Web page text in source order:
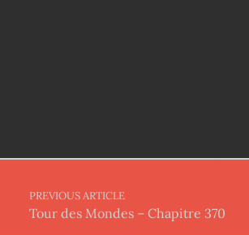
Post navigation
PREVIOUS ARTICLE
Tour des Mondes – Chapitre 370